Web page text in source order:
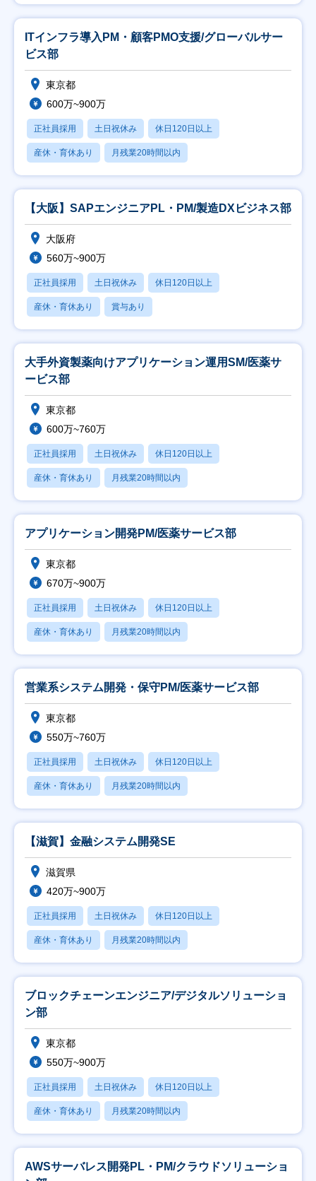
ITインフラ導入PM・顧客PMO支援/グローバルサー
ビス部
東京都
600万~900万
正社員採用 土日祝休み 休日120日以上
産休・育休あり 月残業20時間以内
【大阪】SAPエンジニアPL・PM/製造DXビジネス部
大阪府
560万~900万
正社員採用 土日祝休み 休日120日以上
産休・育休あり 賞与あり
大手外資製薬向けアプリケーション運用SM/医薬サ
ービス部
東京都
600万~760万
正社員採用 土日祝休み 休日120日以上
産休・育休あり 月残業20時間以内
アプリケーション開発PM/医薬サービス部
東京都
670万~900万
正社員採用 土日祝休み 休日120日以上
産休・育休あり 月残業20時間以内
営業系システム開発・保守PM/医薬サービス部
東京都
550万~760万
正社員採用 土日祝休み 休日120日以上
産休・育休あり 月残業20時間以内
【滋賀】金融システム開発SE
滋賀県
420万~900万
正社員採用 土日祝休み 休日120日以上
産休・育休あり 月残業20時間以内
ブロックチェーンエンジニア/デジタルソリューショ
ン部
東京都
550万~900万
正社員採用 土日祝休み 休日120日以上
産休・育休あり 月残業20時間以内
AWSサーバレス開発PL・PM/クラウドソリューショ